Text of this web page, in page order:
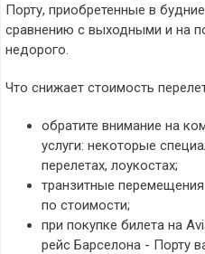
Порту, приобретенные в
сравнению с выходными и на
недорого.
Что снижает стоимость
обратите внимание на
услуги: некоторые
перелетах, лоукостах;
транзитные
по стоимости;
при покупке билета на
рейс Барселона - Порту